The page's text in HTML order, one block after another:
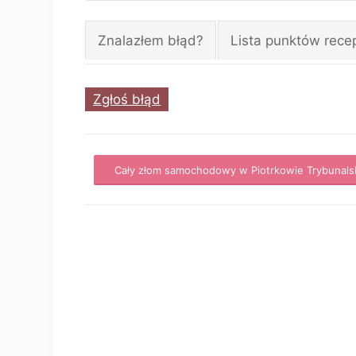
Znalazłem błąd? Lista punktów
Zgłoś błąd
Cały złom samochodowy w Piotrkowie